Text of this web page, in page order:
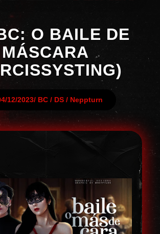
O BAILE DE
MÁSCARA
12/2023/ BC/ DS/ Neppturn